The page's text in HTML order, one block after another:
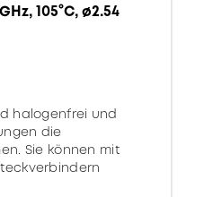
105°C, ø2.54
halogenfrei und
die
Sie können mit